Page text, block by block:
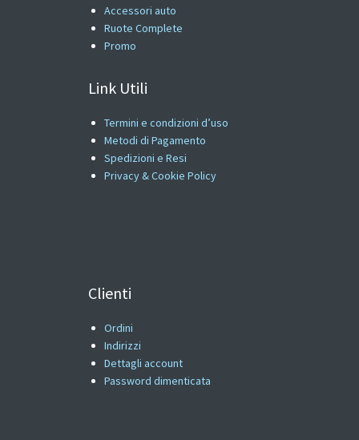
Accessori auto
Ruote Complete
Promo
Link Utili
Termini e condizioni d’uso
Metodi di Pagamento
Spedizioni e Resi
Privacy & Cookie Policy
Clienti
Ordini
Indirizzi
Dettagli account
Password dimenticata